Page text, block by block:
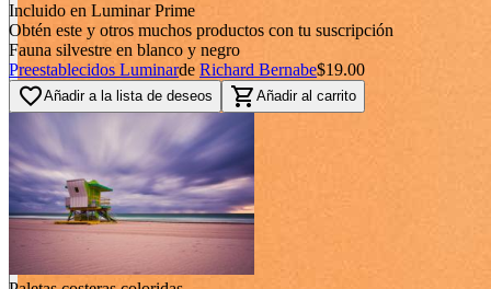
Incluido en Luminar Prime
Obtén este y otros muchos productos con tu suscripción
Fauna silvestre en blanco y negro
Preestablecidos Luminarde Richard Bernabe$19.00
favorite_borderAñadir a la lista de deseos shopping_cart Añadir al carrito